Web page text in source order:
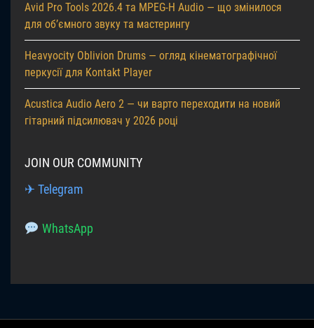
Avid Pro Tools 2026.4 та MPEG-H Audio — що змінилося
для об’ємного звуку та мастерингу
Heavyocity Oblivion Drums — огляд кінематографічної
перкусії для Kontakt Player
Acustica Audio Aero 2 — чи варто переходити на новий
гітарний підсилювач у 2026 році
JOIN OUR COMMUNITY
✈ Telegram
WhatsApp